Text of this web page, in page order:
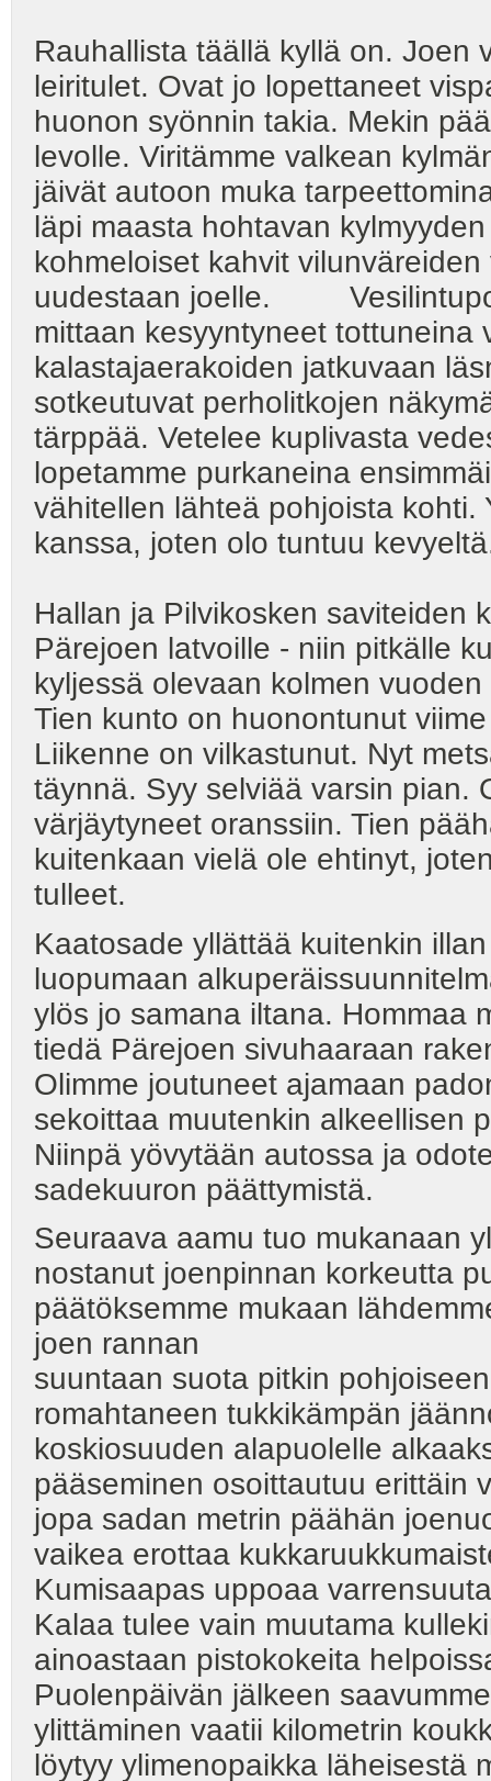
Rauhallista täällä kyllä on. Joen
leiritulet. Ovat jo lopettaneet
huonon syönnin takia. Mekin
levolle. Viritämme valkean
jäivät autoon muka
läpi maasta hohtavan
kohmeloiset kahvit
uudestaan joelle.
mittaan kesyyntyneet tottuneina
kalastajaerakoiden jatkuvaan
sotkeutuvat perholitkojen
tärppää. Vetelee kuplivasta
lopetamme purkaneina
vähitellen lähteä pohjoista
kanssa, joten olo tuntuu
Hallan ja Pilvikosken saviteiden
Pärejoen latvoille - niin pitkälle
kyljessä olevaan kolmen
Tien kunto on huonontunut
Liikenne on vilkastunut. Nyt
täynnä. Syy selviää varsin pian.
värjäytyneet oranssiin. Tien
kuitenkaan vielä ole ehtinyt,
tulleet.
Kaatosade yllättää kuitenkin
luopumaan
ylös jo samana iltana. Hommaa
tiedä Pärejoen sivuhaaraan
Olimme joutuneet ajamaan
sekoittaa muutenkin alkeellisen
Niinpä yövytään autossa ja
sadekuuron päättymistä.
Seuraava aamu tuo mukanaan
nostanut joenpinnan korkeutta
päätöksemme mukaan
joen rannan
suuntaan suota pitkin
romahtaneen tukkikämpän
koskiosuuden alapuolelle
pääseminen osoittautuu erittäin
jopa sadan metrin päähän
vaikea erottaa
Kumisaapas uppoaa
Kalaa tulee vain muutama
ainoastaan pistokokeita
Puolenpäivän jälkeen
ylittäminen vaatii kilometrin
löytyy ylimenopaikka läheisestä